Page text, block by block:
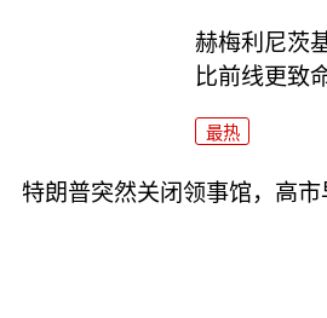
赫梅利尼茨
比前线更致
最热
特朗普突然关闭领事馆，高